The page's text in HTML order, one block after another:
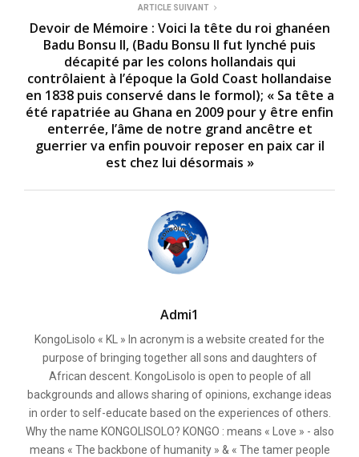
ARTICLE SUIVANT
Devoir de Mémoire : Voici la tête du roi ghanéen
Badu Bonsu II, (Badu Bonsu II fut lynché puis
décapité par les colons hollandais qui
contrôlaient à l’époque la Gold Coast hollandaise
en 1838 puis conservé dans le formol); « Sa tête a
été rapatriée au Ghana en 2009 pour y être enfin
enterrée, l’âme de notre grand ancêtre et
guerrier va enfin pouvoir reposer en paix car il
est chez lui désormais »
Admi1
KongoLisolo « KL » In acronym is a website created for the
purpose of bringing together all sons and daughters of
African descent. KongoLisolo is open to people of all
backgrounds and allows sharing of opinions, exchange ideas
in order to self-educate based on the experiences of others.
Why the name KONGOLISOLO? KONGO : means « Love » - also
means « The backbone of humanity » & « The tamer people